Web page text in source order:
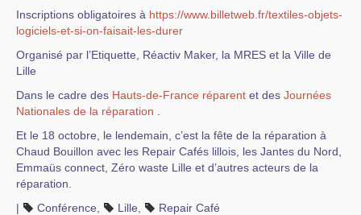
Inscriptions obligatoires à https://www.billetweb.fr/textiles-objets-
logiciels-et-si-on-faisait-les-durer
Organisé par l’Etiquette, Réactiv Maker, la MRES et la Ville de
Lille
Dans le cadre des Hauts-de-France réparent et des Journées
Nationales de la réparation
Et le 18 octobre, le lendemain, c’est la fête de la réparation à
Chaud Bouillon avec les Repair Cafés lillois, les Jantes du Nord,
Emmaüs connect, Zéro waste Lille et d’autres acteurs de la
réparation.
|
Conférence Lille Repair Café